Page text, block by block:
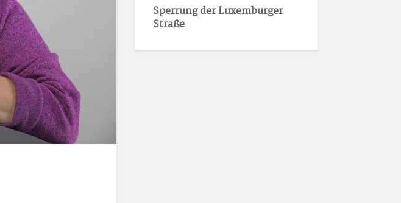
Sperrung der Luxemburger
Straße